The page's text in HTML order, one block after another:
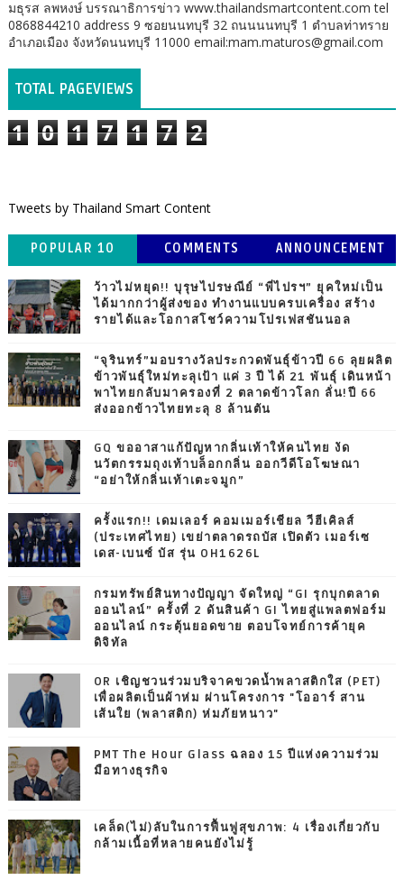
มธุรส ลพหงษ์ บรรณาธิการข่าว www.thailandsmartcontent.com tel
0868844210 address 9 ซอยนนทบุรี 32 ถนนนนทบุรี 1 ตำบลท่าทราย
อำเภอเมือง จังหวัดนนทบุรี 11000 email:mam.maturos@gmail.com
TOTAL PAGEVIEWS
1 0 1 7 1 7 2
Tweets by Thailand Smart Content
POPULAR 10 COMMENTS ANNOUNCEMENT
ว้าวไม่หยุด!! บุรุษไปรษณีย์ “พี่ไปรฯ” ยุคใหม่เป็น
ได้มากกว่าผู้ส่งของ ทำงานแบบครบเครื่อง สร้าง
รายได้และโอกาสโชว์ความโปรเฟสชันนอล
“จุรินทร์”มอบรางวัลประกวดพันธุ์ข้าวปี 66 ลุยผลิต
ข้าวพันธุ์ใหม่ทะลุเป้า แค่ 3 ปี ได้ 21 พันธุ์ เดินหน้า
พาไทยกลับมาครองที่ 2 ตลาดข้าวโลก ลั่น!ปี 66
ส่งออกข้าวไทยทะลุ 8 ล้านตัน
GQ ขออาสาแก้ปัญหากลิ่นเท้าให้คนไทย งัด
นวัตกรรมถุงเท้าบล็อกกลิ่น ออกวีดีโอโฆษณา
“อย่าให้กลิ่นเท้าเตะจมูก”
ครั้งแรก!! เดมเลอร์ คอมเมอร์เชียล วีฮีเคิลส์
(ประเทศไทย) เขย่าตลาดรถบัส เปิดตัว เมอร์เซ
เดส-เบนซ์ บัส รุ่น OH1626L
กรมทรัพย์สินทางปัญญา จัดใหญ่ “GI รุกบุกตลาด
ออนไลน์” ครั้งที่ 2 ดันสินค้า GI ไทยสู่แพลตฟอร์ม
ออนไลน์ กระตุ้นยอดขาย ตอบโจทย์การค้ายุค
ดิจิทัล
OR เชิญชวนร่วมบริจาคขวดน้ำพลาสติกใส (PET)
เพื่อผลิตเป็นผ้าห่ม ผ่านโครงการ "โออาร์ สาน
เส้นใย (พลาสติก) ห่มภัยหนาว"
PMT The Hour Glass ฉลอง 15 ปีแห่งความร่วม
มือทางธุรกิจ
เคล็ด(ไม่)ลับในการฟื้นฟูสุขภาพ: 4 เรื่องเกี่ยวกับ
กล้ามเนื้อที่หลายคนยังไม่รู้